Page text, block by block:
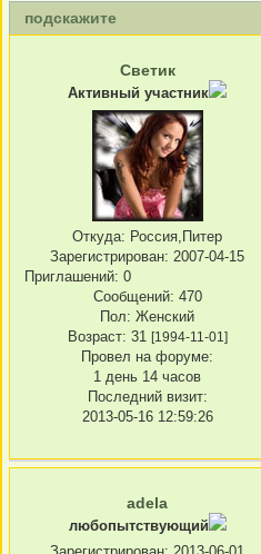
подскажите
Светик
Активный участник
Откуда: Россия,Питер
Зарегистрирован: 2007-04-15
Приглашений: 0
Сообщений: 470
Пол: Женский
Возраст: 31 [1994-11-01]
Провел на форуме:
1 день 14 часов
Последний визит:
2013-05-16 12:59:26
adela
любопытствующий